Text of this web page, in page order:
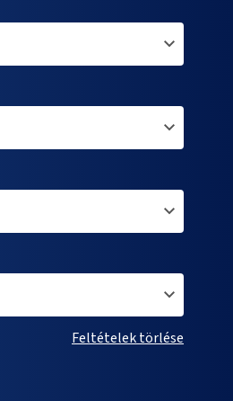
Feltételek törlése